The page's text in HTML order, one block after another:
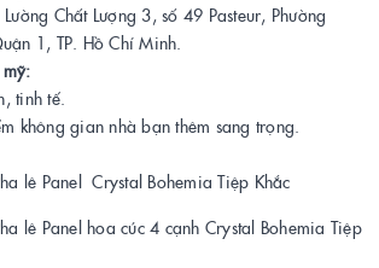
Chất Lượng 3, số 49 Pasteur, Phường
1, TP. Hồ Chí Minh.
tinh tế.
gian nhà bạn thêm sang trọng.
lê Panel Crystal Bohemia Tiệp Khắc
lê Panel hoa cúc 4 cạnh Crystal Bohemia Tiệp